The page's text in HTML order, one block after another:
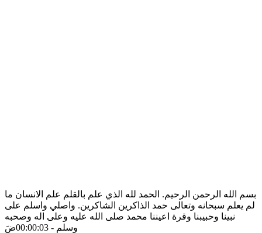
بسم الله الرحمن الرحيم. الحمد لله الذي علم بالقلم علم الانسان ما
لم يعلم سبحانه وتعالى حمد الذاكرين الشاكرين. واصلي واسلم على
نبينا وحبيبنا وقرة اعيننا محمد صلى الله عليه وعلى اله وصحبه
وسلم - 00:00:03 ضَ